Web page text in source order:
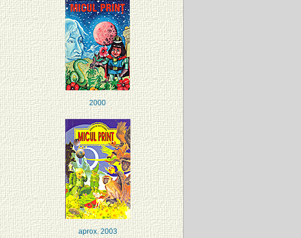
2000
aprox. 2003